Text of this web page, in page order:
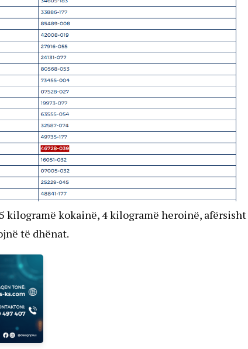
kilogramë kokainë, 4 kilogramë heroinë, afërsisht
të dhënat.